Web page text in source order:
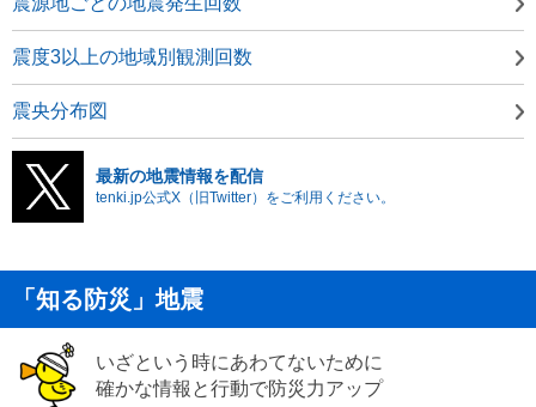
震度3以上の地域別観測回数
震央分布図
最新の地震情報を配信
tenki.jp公式X（旧Twitter）をご利用ください。
「知る防災」地震
いざという時にあわてないために
確かな情報と行動で防災力アップ